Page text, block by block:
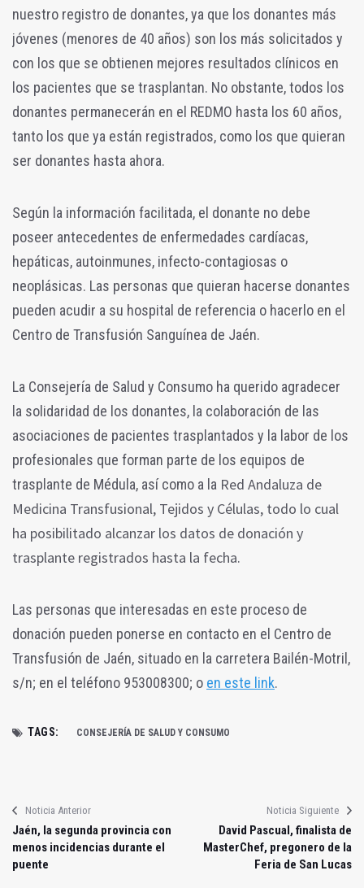
nuestro registro de donantes, ya que los donantes más
jóvenes (menores de 40 años) son los más solicitados y
con los que se obtienen mejores resultados clínicos en
los pacientes que se trasplantan. No obstante, todos los
donantes permanecerán en el REDMO hasta los 60 años,
tanto los que ya están registrados, como los que quieran
ser donantes hasta ahora.
Según la información facilitada, el donante no debe
poseer antecedentes de enfermedades cardíacas,
hepáticas, autoinmunes, infecto-contagiosas o
neoplásicas. Las personas que quieran hacerse donantes
pueden acudir a su hospital de referencia o hacerlo en el
Centro de Transfusión Sanguínea de Jaén.
La Consejería de Salud y Consumo ha querido agradecer
la solidaridad de los donantes, la colaboración de las
asociaciones de pacientes trasplantados y la labor de los
profesionales que forman parte de los equipos de
trasplante de Médula, así como a la Red Andaluza de
Medicina Transfusional, Tejidos y Células, todo lo cual
ha posibilitado alcanzar los datos de donación y
trasplante registrados hasta la fecha.
Las personas que interesadas en este proceso de
donación pueden ponerse en contacto en el Centro de
Transfusión de Jaén, situado en la carretera Bailén-Motril,
s/n; en el teléfono 953008300; o en este link.
TAGS: CONSEJERÍA DE SALUD Y CONSUMO
Noticia Anterior
Jaén, la segunda provincia con
menos incidencias durante el
puente
Noticia Siguiente
David Pascual, finalista de
MasterChef, pregonero de la
Feria de San Lucas